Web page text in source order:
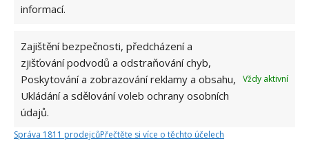
informací.
Zajištění bezpečnosti, předcházení a
zjišťování podvodů a odstraňování chyb,
Poskytování a zobrazování reklamy a obsahu,
Ukládání a sdělování voleb ochrany osobních
údajů.
Vždy aktivní
Správa 1811 prodejcůPřečtěte si více o těchto účelech